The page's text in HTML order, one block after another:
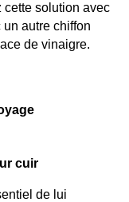
solution avec
autre chiffon
de vinaigre.
cuir
de lui